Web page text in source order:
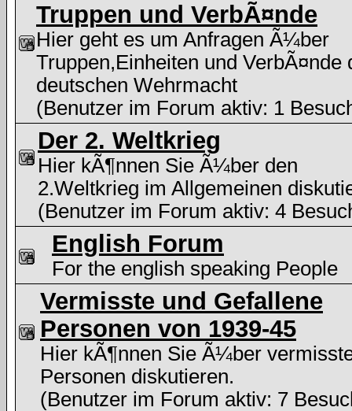
Truppen und VerbÃ¤nde
Hier geht es um Anfragen Ã¼ber
Truppen,Einheiten und VerbÃ¤nde
deutschen Wehrmacht
(Benutzer im Forum aktiv: 1
Der 2. Weltkrieg
Hier kÃ¶nnen Sie Ã¼ber den
2.Weltkrieg im Allgemeinen
(Benutzer im Forum aktiv: 4
English Forum
For the english speaking People
Vermisste und Gefallene
Personen von 1939-45
Hier kÃ¶nnen Sie Ã¼ber
Personen diskutieren.
(Benutzer im Forum aktiv: 7